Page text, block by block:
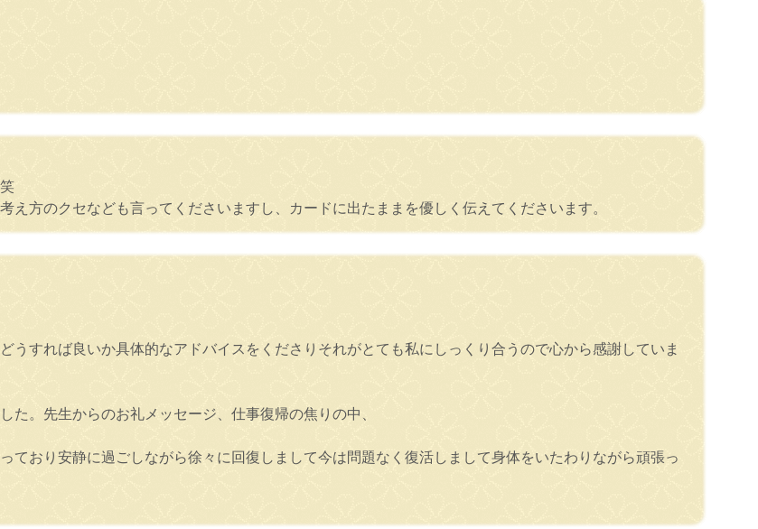
え方のクセなども言ってくださいますし、カードに出たままを優しく伝えてくださいます。
うすれば良いか具体的なアドバイスをくださりそれがとても私にしっくり合うので心から感謝していま
。先生からのお礼メッセージ、仕事復帰の焦りの中、
ており安静に過ごしながら徐々に回復しまして今は問題なく復活しまして身体をいたわりながら頑張っ